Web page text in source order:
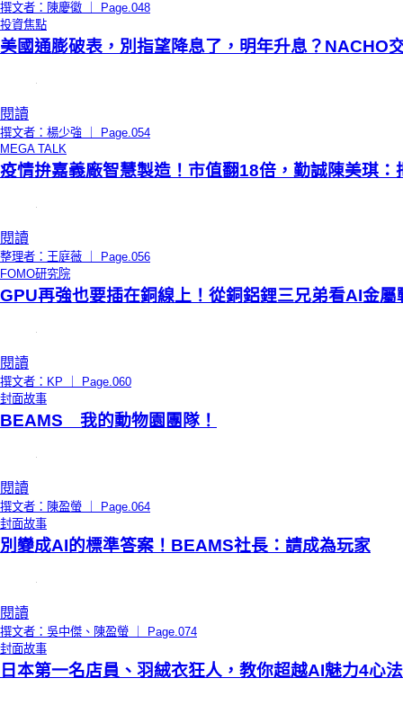
撰文者：陳慶徽 ｜ Page.048
投資焦點
美國通膨破表，別指望降息了，明年升息？NACHO
閱讀
撰文者：楊少強 ｜ Page.054
MEGA TALK
疫情拚嘉義廠智慧製造！市值翻18倍，勤誠陳美琪：
閱讀
整理者：王庭薇 ｜ Page.056
FOMO研究院
GPU再強也要插在銅線上！從銅鋁鋰三兄弟看AI金屬
閱讀
撰文者：KP ｜ Page.060
封面故事
BEAMS 我的動物園團隊！
閱讀
撰文者：陳盈螢 ｜ Page.064
封面故事
別變成AI的標準答案！BEAMS社長：請成為玩家
閱讀
撰文者：吳中傑、陳盈螢 ｜ Page.074
封面故事
日本第一名店員、羽絨衣狂人，教你超越AI魅力4心法